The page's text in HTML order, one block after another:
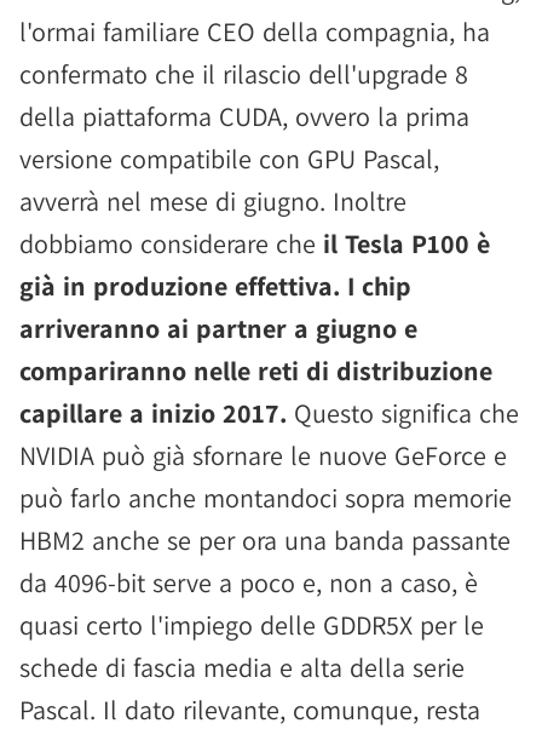
l'ormai familiare CEO della compagnia, ha
confermato che il rilascio dell'upgrade 8
della piattaforma CUDA, ovvero la prima
versione compatibile con GPU Pascal,
avverrà nel mese di giugno. Inoltre
dobbiamo considerare che il Tesla P100 è
già in produzione effettiva. I chip
arriveranno ai partner a giugno e
compariranno nelle reti di distribuzione
capillare a inizio 2017. Questo significa che
NVIDIA può già sfornare le nuove GeForce e
può farlo anche montandoci sopra memorie
HBM2 anche se per ora una banda passante
da 4096-bit serve a poco e, non a caso, è
quasi certo l'impiego delle GDDR5X per le
schede di fascia media e alta della serie
Pascal. Il dato rilevante, comunque, resta